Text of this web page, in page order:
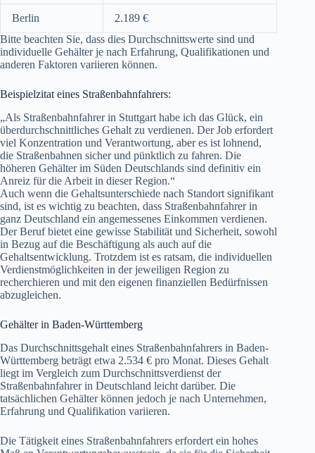
Berlin
2.189 €
Bitte beachten Sie, dass dies Durchschnittswerte sind und
individuelle Gehälter je nach Erfahrung, Qualifikationen und
anderen Faktoren variieren können.
Beispielzitat eines Straßenbahnfahrers:
„Als Straßenbahnfahrer in Stuttgart habe ich das Glück, ein
überdurchschnittliches Gehalt zu verdienen. Der Job erfordert
viel Konzentration und Verantwortung, aber es ist lohnend,
die Straßenbahnen sicher und pünktlich zu fahren. Die
höheren Gehälter im Süden Deutschlands sind definitiv ein
Anreiz für die Arbeit in dieser Region.“
Auch wenn die Gehaltsunterschiede nach Standort signifikant
sind, ist es wichtig zu beachten, dass Straßenbahnfahrer in
ganz Deutschland ein angemessenes Einkommen verdienen.
Der Beruf bietet eine gewisse Stabilität und Sicherheit, sowohl
in Bezug auf die Beschäftigung als auch auf die
Gehaltsentwicklung. Trotzdem ist es ratsam, die individuellen
Verdienstmöglichkeiten in der jeweiligen Region zu
recherchieren und mit den eigenen finanziellen Bedürfnissen
abzugleichen.
Gehälter in Baden-Württemberg
Das Durchschnittsgehalt eines Straßenbahnfahrers in Baden-
Württemberg beträgt etwa 2.534 € pro Monat. Dieses Gehalt
liegt im Vergleich zum Durchschnittsverdienst der
Straßenbahnfahrer in Deutschland leicht darüber. Die
tatsächlichen Gehälter können jedoch je nach Unternehmen,
Erfahrung und Qualifikation variieren.
Die Tätigkeit eines Straßenbahnfahrers erfordert ein hohes